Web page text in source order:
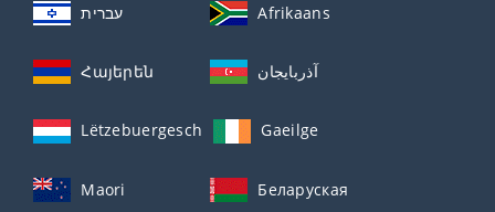
עברית Afrikaans
Հայերեն آذربايجان
Lëtzebuergesch Gaeilge
Maori Беларуская